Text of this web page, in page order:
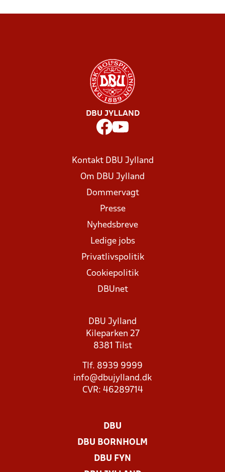
DBU JYLLAND
Kontakt DBU Jylland
Om DBU Jylland
Dommervagt
Presse
Nyhedsbreve
Ledige jobs
Privatlivspolitik
Cookiepolitik
DBUnet
DBU Jylland
Kileparken 27
8381 Tilst
Tlf. 8939 9999
info@dbujylland.dk
CVR: 46289714
DBU
DBU BORNHOLM
DBU FYN